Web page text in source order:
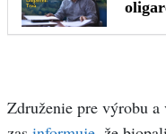
Združenie pre výrobu